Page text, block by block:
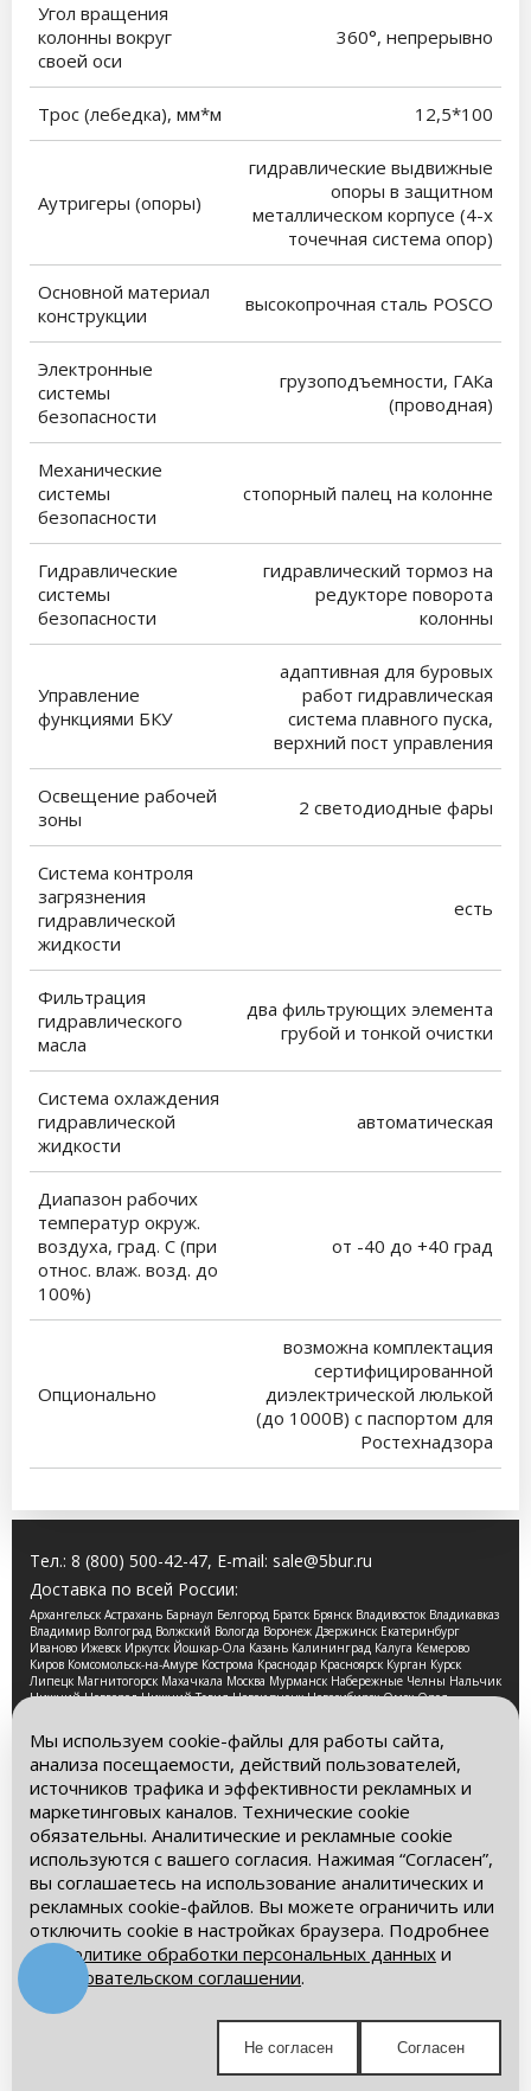
Угол вращения
колонны вокруг
своей оси
360°, непрерывно
Трос (лебедка), мм*м 12,5*100
Аутригеры (опоры)
гидравлические выдвижные
опоры в защитном
металлическом корпусе (4-х
точечная система опор)
Основной материал
конструкции
высокопрочная сталь POSCO
Электронные
системы
безопасности
грузоподъемности, ГАКа
(проводная)
Механические
системы
безопасности
стопорный палец на колонне
Гидравлические
системы
безопасности
гидравлический тормоз на
редукторе поворота
колонны
Управление
функциями БКУ
адаптивная для буровых
работ гидравлическая
система плавного пуска,
верхний пост управления
Освещение рабочей
зоны
2 светодиодные фары
Система контроля
загрязнения
гидравлической
жидкости
есть
Фильтрация
гидравлического
масла
два фильтрующих элемента
грубой и тонкой очистки
Система охлаждения
гидравлической
жидкости
автоматическая
Диапазон рабочих
температур окруж.
воздуха, град. С (при
относ. влаж. возд. до
100%)
от -40 до +40 град
Опционально
возможна комплектация
сертифицированной
диэлектрической люлькой
(до 1000В) с паспортом для
Ростехнадзора
Тел.: 8 (800) 500-42-47, E-mail: sale@5bur.ru
Доставка по всей России:
Архангельск Астрахань Барнаул Белгород Братск Брянск Владивосток Владикавказ
Владимир Волгоград Волжский Вологда Воронеж Дзержинск Екатеринбург
Иваново Ижевск Иркутск Йошкар-Ола Казань Калининград Калуга Кемерово
Киров Комсомольск-на-Амуре Кострома Краснодар Красноярск Курган Курск
Липецк Магнитогорск Махачкала Москва Мурманск Набережные Челны Нальчик
Нижний Новгород Нижний Тагил Новокузнецк Новосибирск Омск Орел
Санкт-Петербург Саранск Саратов Смоленск Сочи Ставрополь Стерлитамак
Сургут Таганрог Тамбов Тверь Томск Тула Тюмень Улан-Удэ Ульяновск Уфа
Хабаровск Чебоксары Челябинск Череповец Чита Ярославль
2026 © Компания «Буровые Машины». Все права
защищены. Обращаем Ваше внимание на то, что данный
интернет-сайт носит исключительно информационный
характер и ни при каких условиях информационные
материалы и цены, размещенные на сайте, не является
публичной офертой, определяемой положениями Статьи
437 Гражданского кодекса РФ.
Политика обработки персональных данных
Пользовательское соглашение
Мы в социальных сетях:
Получите выгодное предложение!
Мы используем cookie-файлы для работы сайта,
анализа посещаемости, действий пользователей,
источников трафика и эффективности рекламных и
маркетинговых каналов. Технические cookie
обязательны. Аналитические и рекламные cookie
используются с вашего согласия. Нажимая “Согласен”,
вы соглашаетесь на использование аналитических и
рекламных cookie-файлов. Вы можете ограничить или
отключить cookie в настройках браузера. Подробнее
– в
Политике обработки персональных данных и
Пользовательском соглашении.
Согласен
Не согласен